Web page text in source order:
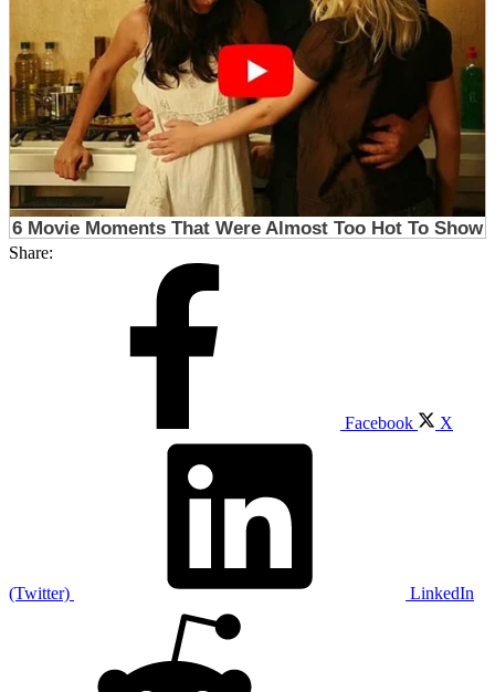
Share:
Facebook X
(Twitter) LinkedIn